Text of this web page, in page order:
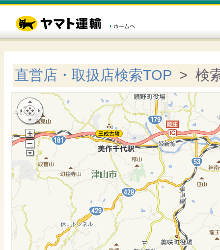
直営店・取扱店検索TOP > 検